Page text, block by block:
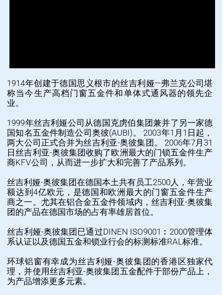
1914年创建于德国思义根市的丝吉利娅—弗兰克公司堪
称当今生产高档门窗五金件和单体式通风器的领先企
业。
1999年丝吉利娅公司从德国克虏伯集团兼并了另一家德
国知名五金件制造公司奥彼(AUBI)。 2003年1月1日起，
两大公司正式合并为丝吉利亚-奥彼集团。 2006年7月31
日丝吉利亚-奥彼集团收购了欧洲最大的门锁五金件生产
商KFV公司，从而进一步扩大和完善了产品系列。
丝吉利娅-奥彼集团在德国本土共有员工2500人，年营业
额达到4亿欧元，是德国和欧洲最大的门窗五金件生产
商之一。尤其在铝合金五金件领域内，丝吉利亚-奥彼集
团的产品在德国市场的占有率雄居首位。
丝吉利娅-奥彼集团已通过DINEN ISO9001︰2000管理体
系认证以及德国五金和锁业行会的标测标准RAL标准。
环球铝窗有幸成为丝吉利娅-奥彼集团的香港区独家代
理，并使用丝吉利亚-奥彼集团五金配件于部份产品上，
为产品增添更多元素。